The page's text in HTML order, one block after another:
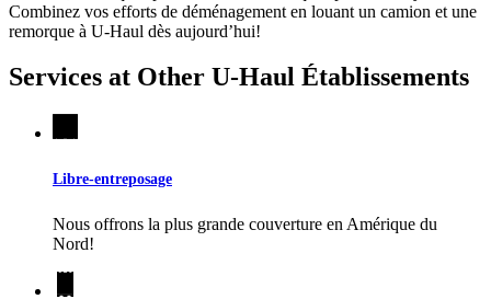
Combinez vos efforts de déménagement en louant un camion et une
remorque à U-Haul dès aujourd’hui!
Services at Other U-Haul Établissements
Libre-entreposage
Nous offrons la plus grande couverture en Amérique du
Nord!